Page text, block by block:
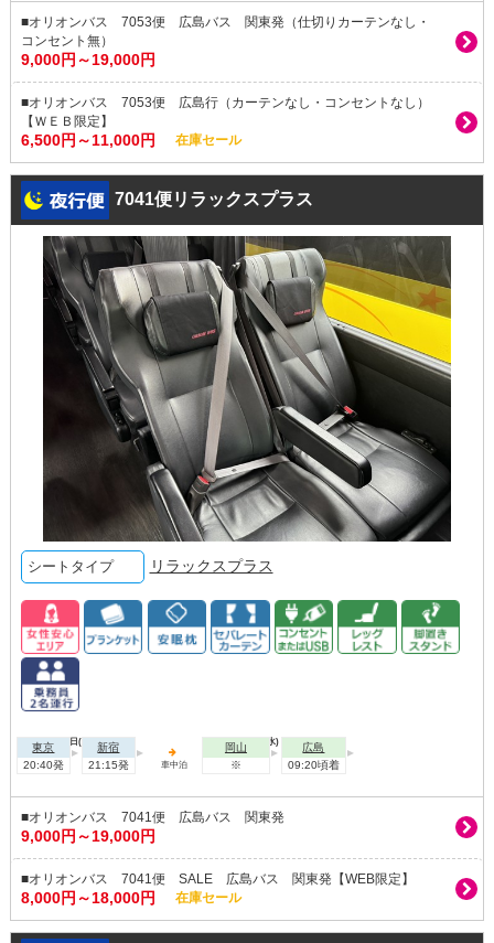
■オリオンバス 7053便 広島バス 関東発（仕切りカーテンなし・
コンセント無）
9,000円～19,000円
■オリオンバス 7053便 広島行（カーテンなし・コンセントなし）
【ＷＥＢ限定】
6,500円～11,000円 在庫セール
7041便リラックスプラス
シートタイプ リラックスプラス
2026年08月11日(火)
東京
20:40発
新宿
21:15発
車中泊
2026年08月12日(水)
岡山
※
広島
09:20頃着
■オリオンバス 7041便 広島バス 関東発
9,000円～19,000円
■オリオンバス 7041便 SALE 広島バス 関東発【WEB限定】
8,000円～18,000円 在庫セール